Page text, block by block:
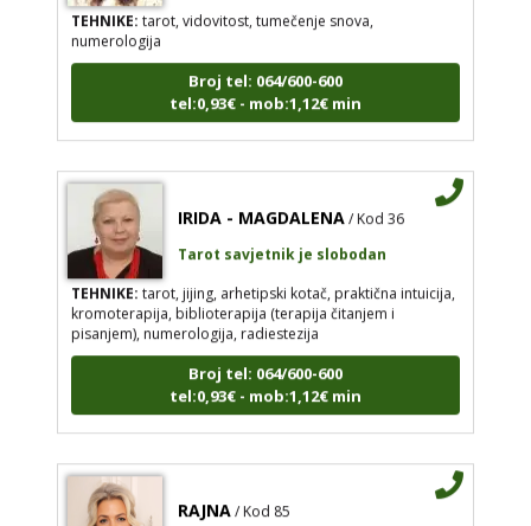
TEHNIKE:tarot, vidovitost, tumečenje snova,
numerologija
Broj tel: 064/600-600
tel:0,93€ - mob:1,12€ min
IRIDA - MAGDALENA / Kod 36
Tarot savjetnik je slobodan
TEHNIKE:tarot, jijing, arhetipski kotač, praktična intuicija,
kromoterapija, biblioterapija (terapija čitanjem i
pisanjem), numerologija, radiestezija
Broj tel: 064/600-600
tel:0,93€ - mob:1,12€ min
RAJNA / Kod 85